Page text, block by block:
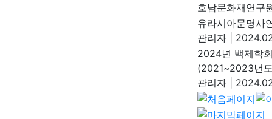
호남문화재연구
유라시아문명사
관리자
2024년 백제학
(2021~2023년
관리자